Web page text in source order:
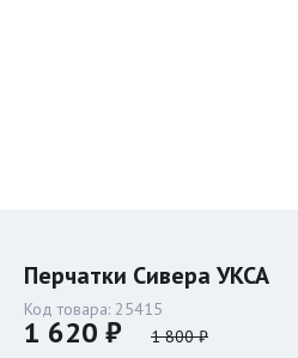
Перчатки Сивера УКСА
Код товара: 25415
1 620 ₽ 1 800 ₽